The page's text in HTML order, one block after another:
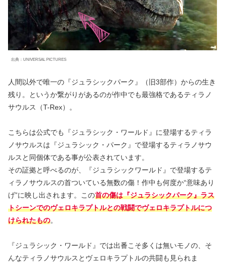
出典：UNIVERSAL PICTURES
人間以外で唯一の『ジュラシックパーク』（旧3部作）からの生き
残り。というか繋がりがあるのが作中でも最強格であるティラノ
サウルス（T-Rex）。
こちらは公式でも『ジュラシック・ワールド』に登場するティラ
ノサウルスは『ジュラシック・パーク』で登場するティラノサウ
ルスと同個体である事が公表されています。
その証拠と呼べるのが、『ジュラシックワールド』で登場するテ
ィラノサウルスの首ついている無数の傷！作中も何度か“意味あり
げ”に映し出されます。この首の傷は『ジュラシックパーク』ラス
トシーンでのヴェロキラプトルとの戦闘でヴェロキラプトルにつ
けられたもの。
『ジュラシック・ワールド』では出番こそ多くは無いモノの、そ
んなティラノサウルスとヴェロキラプトルの共闘も見られま